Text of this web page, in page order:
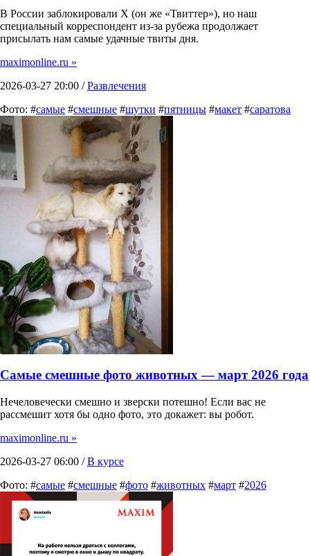
В России заблокировали X (он же «Твиттер»), но наш
специальный корреспондент из-за рубежа продолжает
присылать нам самые удачные твиты дня.
maximonline.ru »
2026-03-27 20:00 /Развлечения
Фото: #самые #смешные #шутки #пятницы #макет #саратова
Самые смешные фото животных — март 2026 года
Нечеловечески смешно и зверски потешно! Если вас не
рассмешит хотя бы одно фото, это докажет: вы робот.
maximonline.ru »
2026-03-27 06:00 /В курсе
Фото: #самые #смешные #фото #животных #март #2026